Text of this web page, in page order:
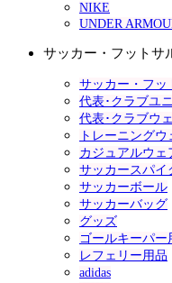
NIKE
UNDER
サッカー・フットサ
サッカー・フッ
代表･クラブユ
代表･クラブウ
トレーニングウ
カジュアルウェ
サッカースパイ
サッカーボール
サッカーバッグ
グッズ
ゴールキーパー
レフェリー用品
adidas